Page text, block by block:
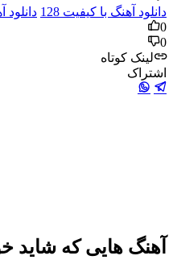
دانلود آهنگ با کیفیت 128
دانلود
0
0
لینک کوتاه
اشتراک
آهنگ هایی که شاید